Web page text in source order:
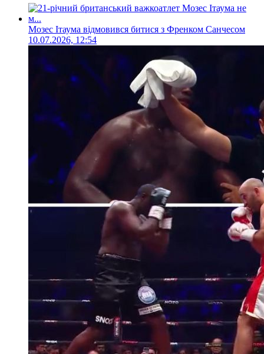
Мозес Ітаума відмовився битися з Френком Санчесом
10.07.2026, 12:54